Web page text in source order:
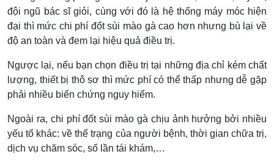
đội ngũ bác sĩ giỏi, cùng với đó là hệ thống máy móc hiện
đại thì mức chi phí đốt sùi mào gà cao hơn nhưng bù lại về
độ an toàn và đem lại hiệu quả điều trị.
Ngược lại, nếu bạn chọn điều trị tại những địa chỉ kém chất
lượng, thiết bị thô sơ thì mức phí có thể thấp nhưng dễ gặp
phải nhiều biến chứng nguy hiểm.
Ngoài ra, chi phí đốt sùi mào gà chịu ảnh hưởng bởi nhiều
yếu tố khác: về thể trạng của người bệnh, thời gian chữa trị,
dịch vụ chăm sóc, số lần tái khám,…